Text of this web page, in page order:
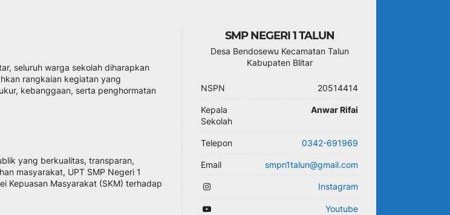
seluruh warga sekolah diharapkan
rangkaian kegiatan yang
kebanggaan, serta penghormatan
yang berkualitas, transparan,
masyarakat, UPT SMP Negeri 1
Kepuasan Masyarakat (SKM) terhadap
SMP NEGERI 1 TALUN
Desa Bendosewu Kecamatan Talun
Kabupaten Blitar
NSPN 20514414
Kepala
Sekolah
Anwar Rifai
Telepon 0342-691969
Email smpn1talun@gmail.com
Instagram
Youtube